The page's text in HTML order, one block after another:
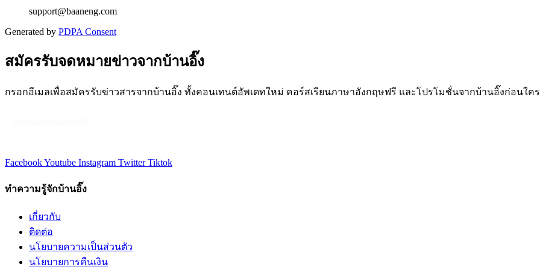
support@baaneng.com
Generated by PDPA Consent
สมัครรับจดหมายข่าวจากบ้านอิ๊ง
กรอกอีเมลเพื่อสมัครรับข่าวสารจากบ้านอิ๊ง ทั้งคอนเทนต์อัพเดทใหม่ คอร์สเรียนภาษาอังกฤษฟรี และโปรโมชั่นจากบ้านอิ๊งก่อนใคร
FacebookYoutube Instagram Twitter Tiktok
ทำความรู้จักบ้านอิ๊ง
เกี่ยวกับ
ติดต่อ
นโยบายความเป็นส่วนตัว
นโยบายการคืนเงิน